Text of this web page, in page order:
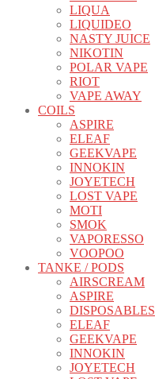
LIQUA
LIQUIDEO
NASTY JUICE
NIKOTIN
POLAR VAPE
RIOT
VAPE AWAY
COILS
ASPIRE
ELEAF
GEEKVAPE
INNOKIN
JOYETECH
LOST VAPE
MOTI
SMOK
VAPORESSO
VOOPOO
TANKE / PODS
AIRSCREAM
ASPIRE
DISPOSABLES
ELEAF
GEEKVAPE
INNOKIN
JOYETECH